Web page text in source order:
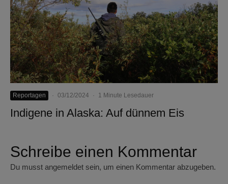
Reportagen · 03/12/2024 · 1 Minute Lesedauer
Indigene in Alaska: Auf dünnem Eis
Schreibe einen Kommentar
Du musst angemeldet sein, um einen Kommentar abzugeben.